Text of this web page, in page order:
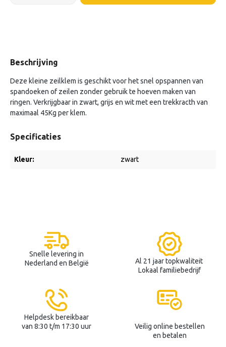
Beschrijving
Deze kleine zeilklem is geschikt voor het snel opspannen van
spandoeken of zeilen zonder gebruik te hoeven maken van
ringen. Verkrijgbaar in zwart, grijs en wit met een trekkracth van
maximaal 45Kg per klem.
Specificaties
Kleur: zwart
Snelle levering in
Nederland en België
Al 21 jaar topkwaliteit
Lokaal familiebedrijf
Helpdesk bereikbaar
van 8:30 t/m 17:30 uur
Veilig online bestellen
en betalen